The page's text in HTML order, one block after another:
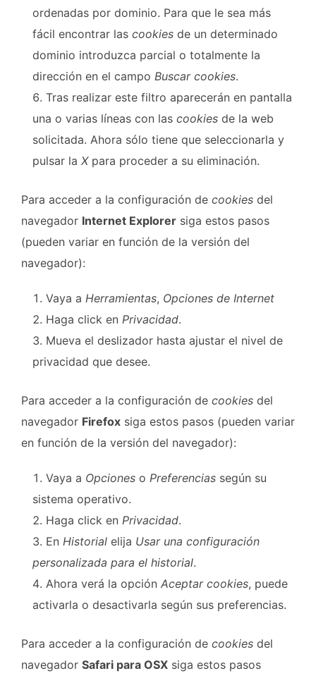
ordenadas por dominio. Para que le sea más
fácil encontrar las cookies de un determinado
dominio introduzca parcial o totalmente la
dirección en el campo Buscar cookies.
Tras realizar este filtro aparecerán en pantalla
una o varias líneas con las cookies de la web
solicitada. Ahora sólo tiene que seleccionarla y
pulsar la Xpara proceder a su eliminación.
Para acceder a la configuración de cookies del
navegador Internet Explorer siga estos pasos
(pueden variar en función de la versión del
navegador):
Vaya a Herramientas, Opciones de Internet
Haga click en Privacidad.
Mueva el deslizador hasta ajustar el nivel de
privacidad que desee.
Para acceder a la configuración de cookies del
navegador Firefox siga estos pasos (pueden variar
en función de la versión del navegador):
Vaya a Opciones o Preferencias según su
sistema operativo.
Haga click en Privacidad.
En Historial elija Usar una configuración
personalizada para el historial.
Ahora verá la opción Aceptar cookies, puede
activarla o desactivarla según sus preferencias.
Para acceder a la configuración de cookies del
navegador Safari para OSX siga estos pasos